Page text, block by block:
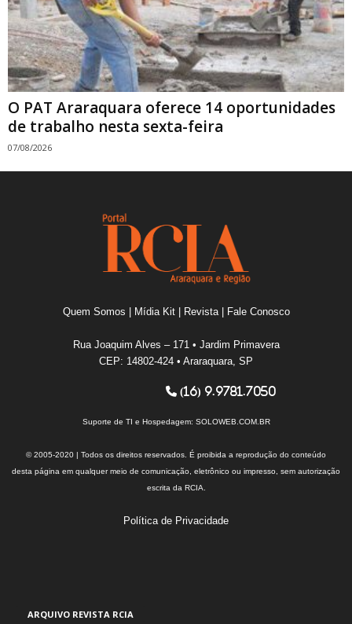
O PAT Araraquara oferece 14 oportunidades
de trabalho nesta sexta-feira
07/08/2026
Quem Somos Mídia Kit| Revista| Fale Conosco
Rua Joaquim Alves – 171 • Jardim Primavera
CEP: 14802-424 • Araraquara, SP
(16) 9.9781.7050
Suporte de TI e Hospedagem: SOLOWEB.COM.BR
© 2005-2020 | Todos os direitos reservados. É proibida a reprodução do conteúdo
desta página em qualquer meio de comunicação, eletrônico ou impresso, sem autorização
escrita da RCIA.
Política de Privacidade
ARQUIVO REVISTA RCIA